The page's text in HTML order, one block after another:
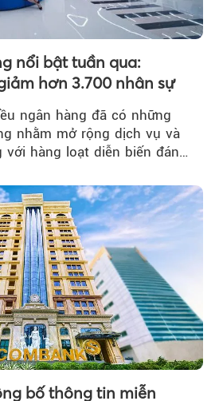
nổi bật tuần qua:
hơn 3.700 nhân sự
ngân hàng đã có những
nhằm mở rộng dịch vụ và
với hàng loạt diễn biến đáng
bố thông tin miễn